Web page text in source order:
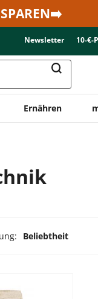
Newsletter 10-€-
Ernähren
Beliebtheit